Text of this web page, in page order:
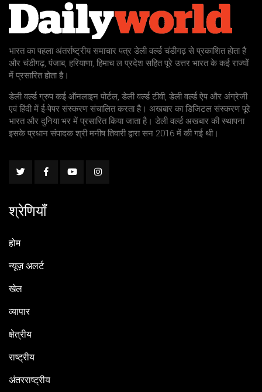
भारत का पहला अंतर्राष्ट्रीय समाचार पत्र डेली वर्ल्ड चंडीगढ़ से प्रकाशित होता है
और चंडीगढ़, पंजाब, हरियाणा, हिमाच ल प्रदेश सहित पूरे उत्तर भारत के कई राज्यों
में प्रसारित होता है।
डेली वर्ल्ड ग्रुप कई ऑनलाइन पोर्टल, डेली वर्ल्ड टीवी, डेली वर्ल्ड ऐप और अंग्रेजी
एवं हिंदी में ई-पेपर संस्करण संचालित करता है। अखबार का डिजिटल संस्करण पूरे
भारत और दुनिया भर में प्रसारित किया जाता है। डेली वर्ल्ड अखबार की स्थापना
इसके प्रधान संपादक श्री मनीष तिवारी द्वारा सन 2016 में की गई थी।
श्रेणियाँ
होम
न्यूज़ अलर्ट
खेल
व्यापार
क्षेत्रीय
राष्ट्रीय
अंतरराष्ट्रीय